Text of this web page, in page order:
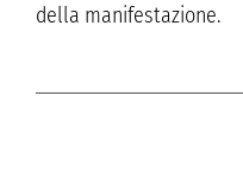
della manifestazione.